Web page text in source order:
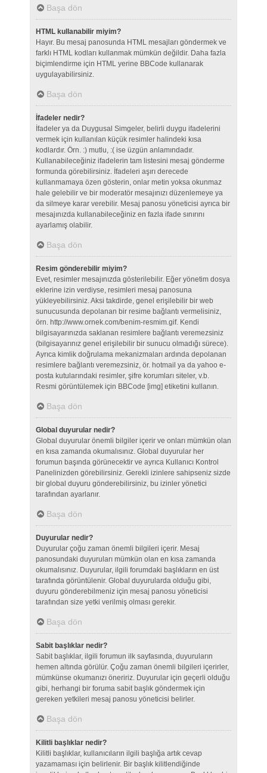
Başa dön
HTML kullanabilir miyim?
Hayır. Bu mesaj panosunda HTML mesajları göndermek ve
farklı HTML kodları kullanmak mümkün değildir. Daha fazla
biçimlendirme için HTML yerine BBCode kullanarak
uygulayabilirsiniz.
Başa dön
İfadeler nedir?
İfadeler ya da Duygusal Simgeler, belirli duygu ifadelerini
vermek için kullanılan küçük resimler halindeki kısa
kodlardır. Örn. :) mutlu, :( ise üzgün anlamındadır.
Kullanabileceğiniz ifadelerin tam listesini mesaj gönderme
formunda görebilirsiniz. İfadeleri aşırı derecede
kullanmamaya özen gösterin, onlar metin yoksa okunmaz
hale gelebilir ve bir moderatör mesajınızı düzenlemeye ya
da silmeye karar verebilir. Mesaj panosu yöneticisi ayrıca bir
mesajınızda kullanabileceğiniz en fazla ifade sınırını
ayarlamış olabilir.
Başa dön
Resim gönderebilir miyim?
Evet, resimler mesajınızda gösterilebilir. Eğer yönetim dosya
eklerine izin verdiyse, resimleri mesaj panosuna
yükleyebilirsiniz. Aksi takdirde, genel erişilebilir bir web
sunucusunda depolanan bir resime bağlantı vermelisiniz,
örn. http://www.ornek.com/benim-resmim.gif. Kendi
bilgisayarınızda saklanan resimlere bağlantı veremezsiniz
(bilgisayarınız genel erişilebilir bir sunucu olmadığı sürece).
Ayrıca kimlik doğrulama mekanizmaları ardında depolanan
resimlere bağlantı veremezsiniz, ör. hotmail ya da yahoo e-
posta kutularındaki resimler, şifre korumları siteler, v.b.
Resmi görüntülemek için BBCode [img] etiketini kullanın.
Başa dön
Global duyurular nedir?
Global duyurular önemli bilgiler içerir ve onları mümkün olan
en kısa zamanda okumalısınız. Global duyurular her
forumun başında görünecektir ve ayrıca Kullanıcı Kontrol
Panelinizden görebilirsiniz. Gerekli izinlere sahipseniz sizde
bir global duyuru gönderebilirsiniz, bu izinler yönetici
tarafından ayarlanır.
Başa dön
Duyurular nedir?
Duyurular çoğu zaman önemli bilgileri içerir. Mesaj
panosundaki duyuruları mümkün olan en kısa zamanda
okumalısınız. Duyurular, ilgili forumdaki başlıkların en üst
tarafında görüntülenir. Global duyurularda olduğu gibi,
duyuru gönderebilmeniz için mesaj panosu yöneticisi
tarafından size yetki verilmiş olması gerekir.
Başa dön
Sabit başlıklar nedir?
Sabit başlıklar, ilgili forumun ilk sayfasında, duyuruların
hemen altında görülür. Çoğu zaman önemli bilgileri içerirler,
mümkünse okumanızı öneririz. Duyurular için geçerli olduğu
gibi, herhangi bir foruma sabit başlık göndermek için
gereken yetkileri mesaj panosu yöneticisi belirler.
Başa dön
Kilitli başlıklar nedir?
Kilitli başlıklar, kullanıcıların ilgili başlığa artık cevap
yazamaması için belirlenir. Bir başlık kilitlendiğinde